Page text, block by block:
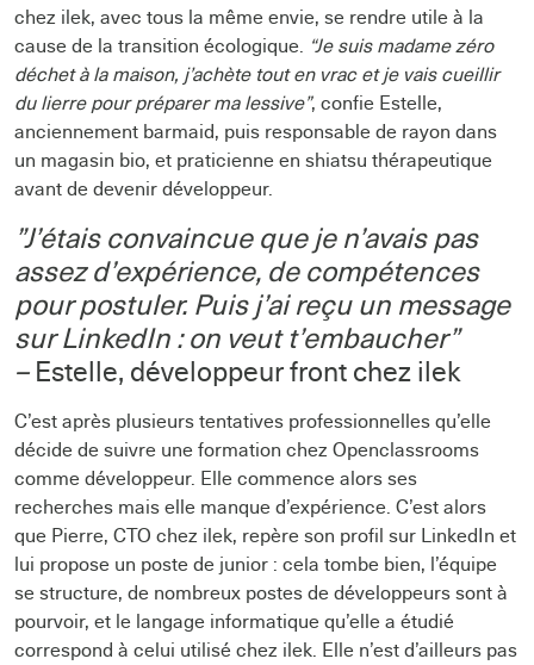
chez ilek, avec tous la même envie, se rendre utile à la
cause de la transition écologique. “Je suis madame zéro
déchet à la maison, j’achète tout en vrac et je vais cueillir
du lierre pour préparer ma lessive”, confie Estelle,
anciennement barmaid, puis responsable de rayon dans
un magasin bio, et praticienne en shiatsu thérapeutique
avant de devenir développeur.
”J’étais convaincue que je n’avais pas
assez d’expérience, de compétences
pour postuler. Puis j’ai reçu un message
sur LinkedIn : on veut t’embaucher”
– Estelle, développeur front chez ilek
C’est après plusieurs tentatives professionnelles qu’elle
décide de suivre une formation chez Openclassrooms
comme développeur. Elle commence alors ses
recherches mais elle manque d’expérience. C’est alors
que Pierre, CTO chez ilek, repère son profil sur LinkedIn et
lui propose un poste de junior : cela tombe bien, l’équipe
se structure, de nombreux postes de développeurs sont à
pourvoir, et le langage informatique qu’elle a étudié
correspond à celui utilisé chez ilek. Elle n’est d’ailleurs pas